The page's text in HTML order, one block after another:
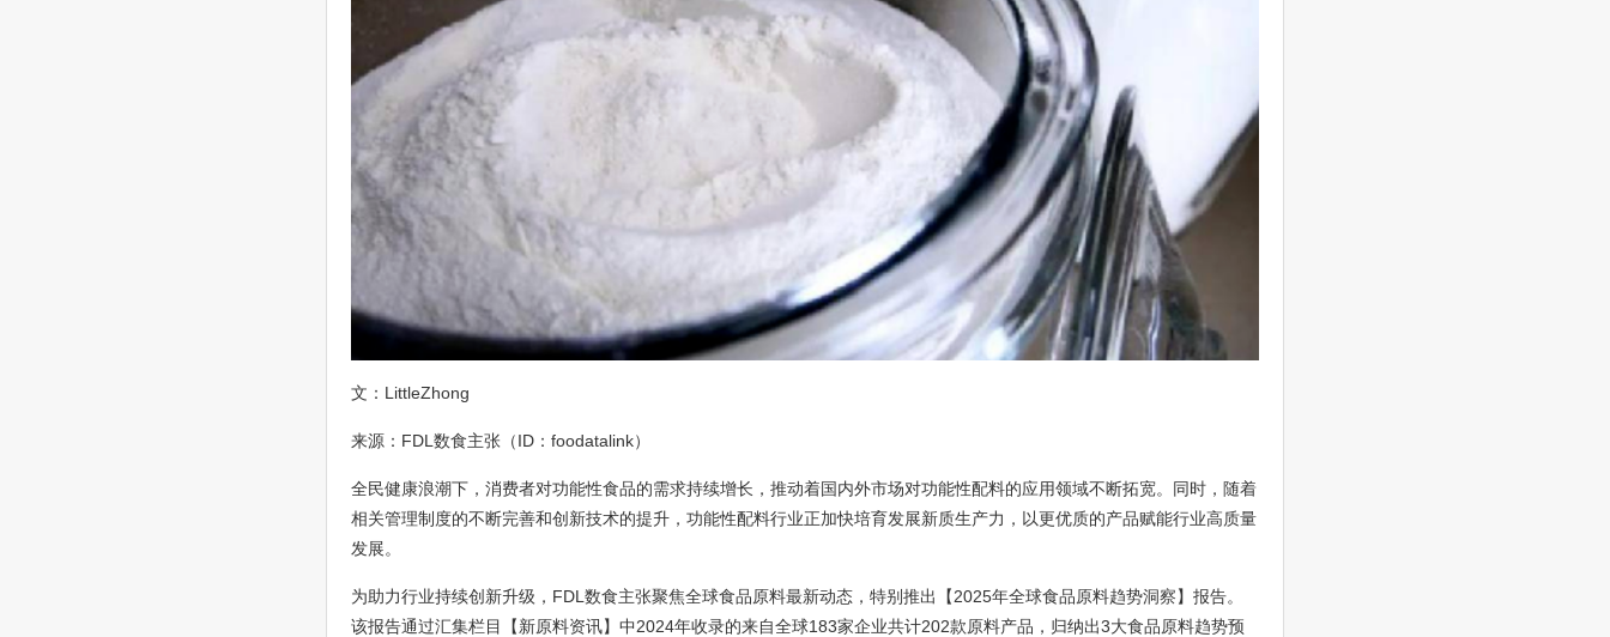
文：LittleZhong
来源：FDL数食主张（ID：foodatalink）
全民健康浪潮下，消费者对功能性食品的需求持续增长，推动着国内外市场对功能性配料的应用领域不断拓宽。同时，随着
相关管理制度的不断完善和创新技术的提升，功能性配料行业正加快培育发展新质生产力，以更优质的产品赋能行业高质量
发展。
为助力行业持续创新升级，FDL数食主张聚焦全球食品原料最新动态，特别推出【2025年全球食品原料趋势洞察】报告。
该报告通过汇集栏目【新原料资讯】中2024年收录的来自全球183家企业共计202款原料产品，归纳出3大食品原料趋势预